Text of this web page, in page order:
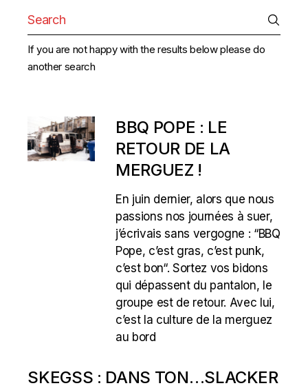
for:
If you are not happy with the results below please do
another search
BBQ POPE : LE
RETOUR DE LA
MERGUEZ !
En juin dernier, alors que nous
passions nos journées à suer,
j’écrivais sans vergogne : “BBQ
Pope, c’est gras, c’est punk,
c’est bon“. Sortez vos bidons
qui dépassent du pantalon, le
groupe est de retour. Avec lui,
c’est la culture de la merguez
au bord
SKEGSS : DANS TON…SLACKER